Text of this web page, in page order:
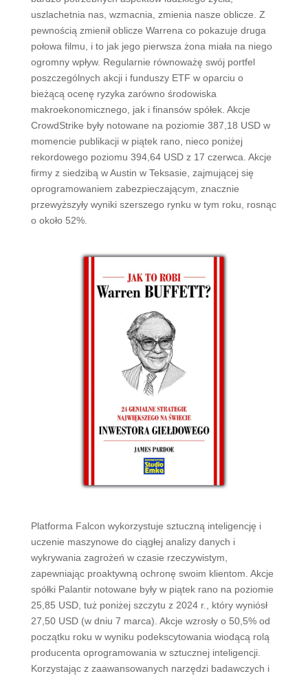
uszlachetnia nas, wzmacnia, zmienia nasze oblicze. Z
pewnością zmienił oblicze Warrena co pokazuje druga
połowa filmu, i to jak jego pierwsza żona miała na niego
ogromny wpływ. Regularnie równoważę swój portfel
poszczególnych akcji i funduszy ETF w oparciu o
bieżącą ocenę ryzyka zarówno środowiska
makroekonomicznego, jak i finansów spółek. Akcje
CrowdStrike były notowane na poziomie 387,18 USD w
momencie publikacji w piątek rano, nieco poniżej
rekordowego poziomu 394,64 USD z 17 czerwca. Akcje
firmy z siedzibą w Austin w Teksasie, zajmującej się
oprogramowaniem zabezpieczającym, znacznie
przewyższyły wyniki szerszego rynku w tym roku, rosnąc
o około 52%.
Platforma Falcon wykorzystuje sztuczną inteligencję i
uczenie maszynowe do ciągłej analizy danych i
wykrywania zagrożeń w czasie rzeczywistym,
zapewniając proaktywną ochronę swoim klientom. Akcje
spółki Palantir notowane były w piątek rano na poziomie
25,85 USD, tuż poniżej szczytu z 2024 r., który wyniósł
27,50 USD (w dniu 7 marca). Akcje wzrosły o 50,5% od
początku roku w wyniku podekscytowania wiodącą rolą
producenta oprogramowania w sztucznej inteligencji.
Korzystając z zaawansowanych narzędzi badawczych i